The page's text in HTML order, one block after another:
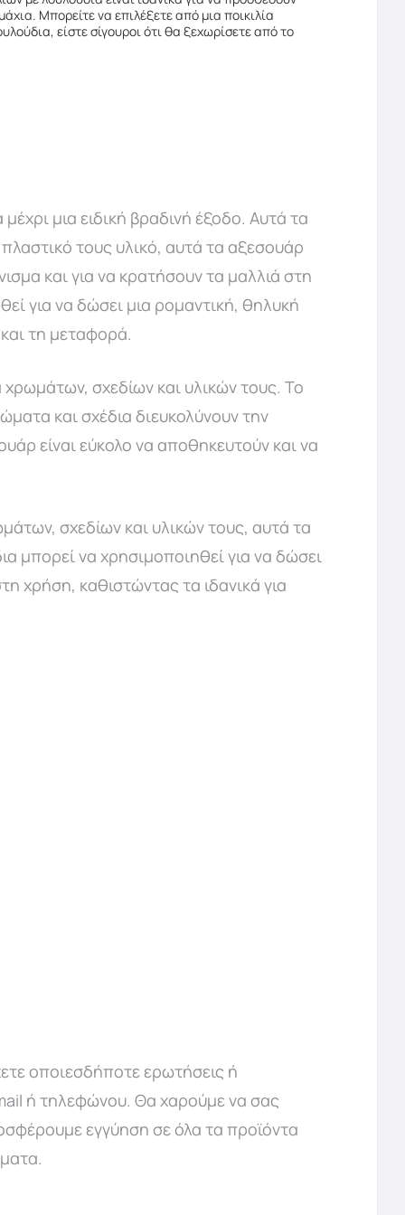
Μπορείτε να επιλέξετε από μια ποικιλία
είστε σίγουροι ότι θα ξεχωρίσετε από το
μια ειδική βραδινή έξοδο. Αυτά τα
τους υλικό, αυτά τα αξεσουάρ
και για να κρατήσουν τα μαλλιά στη
για να δώσει μια ρομαντική, θηλυκή
τη μεταφορά.
σχεδίων και υλικών τους. Το
και σχέδια διευκολύνουν την
είναι εύκολο να αποθηκευτούν και να
σχεδίων και υλικών τους, αυτά τα
μπορεί να χρησιμοποιηθεί για να δώσει
χρήση, καθιστώντας τα ιδανικά για
οποιεσδήποτε ερωτήσεις ή
ή τηλεφώνου. Θα χαρούμε να σας
εγγύηση σε όλα τα προϊόντα